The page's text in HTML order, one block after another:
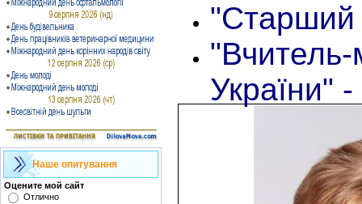
Наше опитування
Оцените мой сайт
Отлично
"Старший
"Вчитель-
України" -